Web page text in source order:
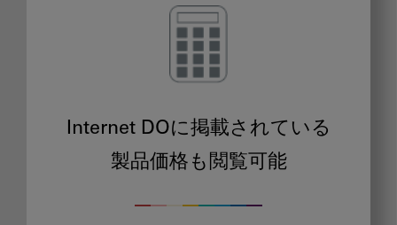
Internet DOに掲載されている
製品価格も閲覧可能